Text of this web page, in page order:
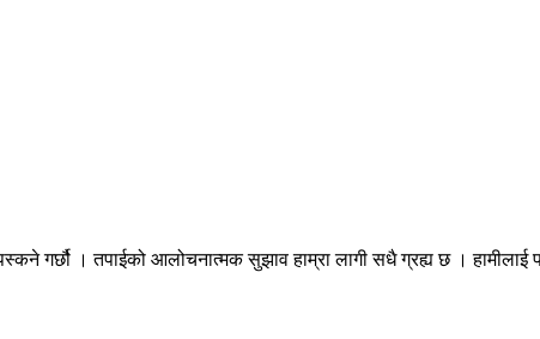
गर्छौ । तपाईको आलोचनात्मक सुझाव हाम्रा लागी सधै ग्रह्य छ ।